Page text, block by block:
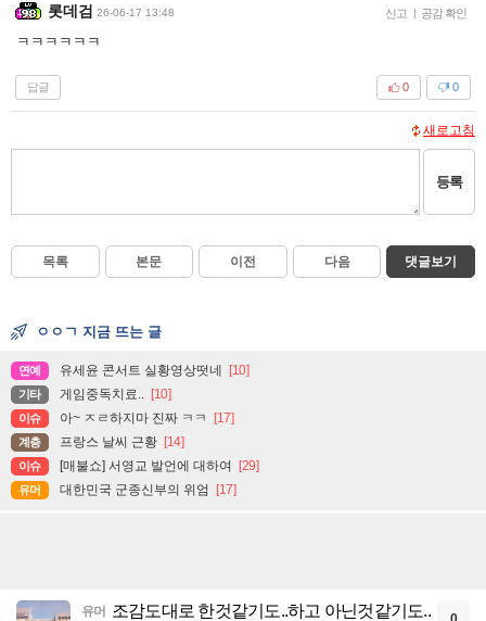
롯데검 26-06-17 13:48 신고 | 공감 확인
ㅋㅋㅋㅋㅋㅋ
답글 0
0
새로고침
등록
목록 본문 이전 다음 댓글보기
ㅇㅇㄱ 지금 뜨는 글
연예 유세윤 콘서트 실황영상떳네 [10]
기타 게임중독치료.. [10]
이슈 아~ ㅈㄹ하지마 진짜 ㅋㅋ [17]
계층 프랑스 날씨 근황 [14]
이슈 [매불쇼] 서영교 발언에 대하여 [29]
유머 대한민국 군종신부의 위엄 [17]
유머 조감도대로 한것같기도..하고 아닌것같기도..